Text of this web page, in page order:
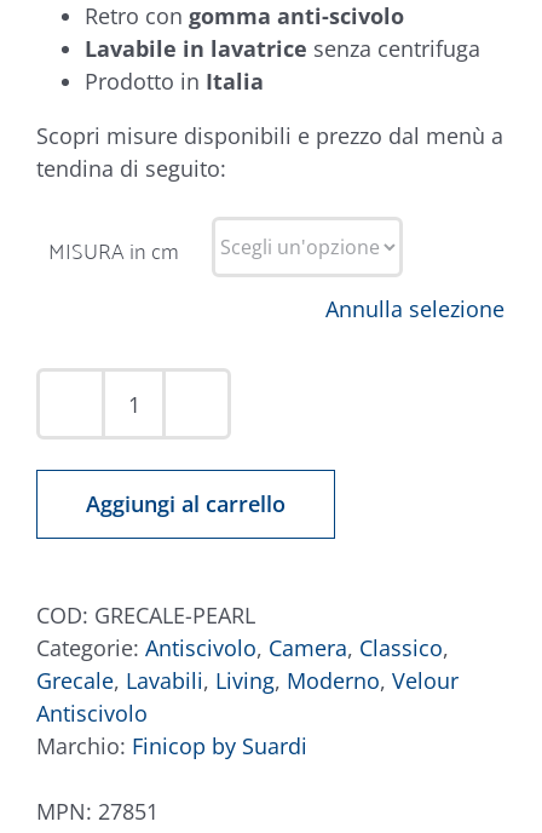
Retro con gomma anti-scivolo
Lavabile in lavatrice senza centrifuga
Prodotto in Italia
Scopri misure disponibili e prezzo dal menù a
tendina di seguito:
MISURA in cm
Annulla selezione
Tappeto
quantità
Aggiungi al carrello
COD: GRECALE-PEARL
Categorie: Antiscivolo, Camera, Classico,
Grecale, Lavabili, Living, Moderno, Velour
Antiscivolo
Marchio: Finicop by Suardi
MPN: 27851